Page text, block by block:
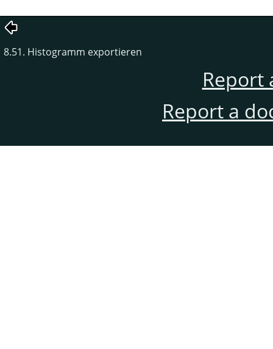
8.51. Histogramm exportieren
Report
Report a